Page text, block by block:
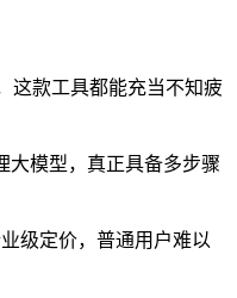
这款工具都能充当不知疲
大模型，真正具备多步骤
级定价，普通用户难以